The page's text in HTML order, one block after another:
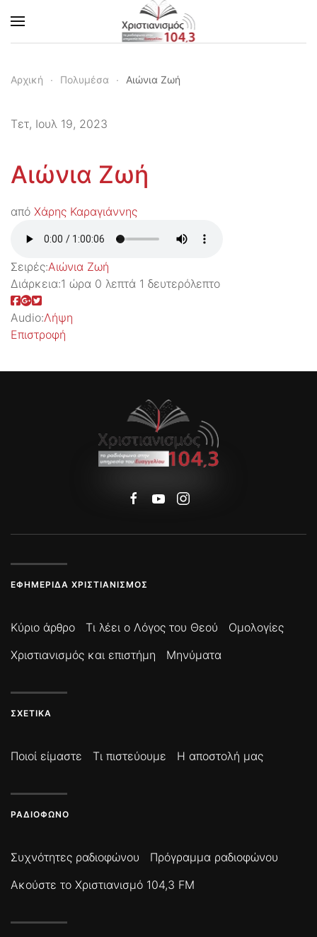
Skip to main content
Αρχική Πολυμέσα Αιώνια Ζωή
Τετ, Ιουλ 19, 2023
Αιώνια Ζωή
από Χάρης Καραγιάννης
Σειρές:Αιώνια Ζωή
Διάρκεια:1 ώρα 0 λεπτά 1 δευτερόλεπτο
Audio:Λήψη
Επιστροφή
ΕΦΗΜΕΡΊΔΑ ΧΡΙΣΤΙΑΝΙΣΜΌΣ
Κύριο άρθρο Τι λέει ο Λόγος του Θεού
Ομολογίες
Χριστιανισμός και επιστήμη
Μηνύματα
ΣΧΕΤΙΚΆ
Ποιοί είμαστε Τι πιστεύουμε Η αποστολή μας
ΡΑΔΙΌΦΩΝΟ
Συχνότητες ραδιοφώνου
Πρόγραμμα ραδιοφώνου
Ακούστε το Χριστιανισμό 104,3 FM